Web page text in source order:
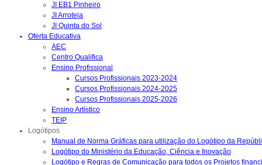
JI EB1 Pinheiro
JI Arroteia
JI Quinta do Sol
Oferta Educativa
AEC
Centro Qualifica
Ensino Profissional
Cursos Profissionais 2023-2024
Cursos Profissionais 2024-2025
Cursos Profissionais 2025-2026
Ensino Artístico
TEIP
Logótipos
Manual de Norma Gráficas para utilização do Logótipo da
Logótipo do Ministério da Educação, Ciência e Inovação
Logótipo e Regras de Comunicação para todos os Projetos